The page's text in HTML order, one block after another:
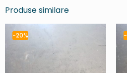
Produse similare
-20%